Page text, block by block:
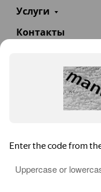
Услуги
Контакты
Пн—Сб 09:00 –
TeploExpert.com ©
систем отопления,